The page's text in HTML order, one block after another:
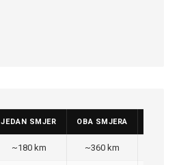
JEDAN SMJER OBA SMJERA
~180 km ~360 km